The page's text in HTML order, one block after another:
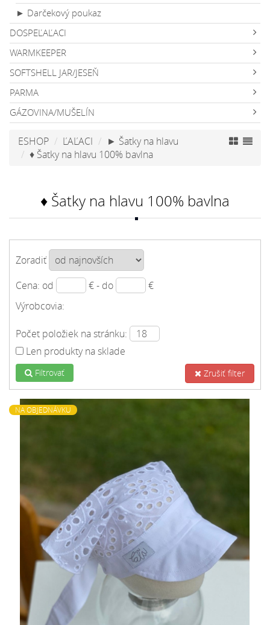
► Darčekový poukaz
DOSPEĽAĽACI
WARMKEEPER
SOFTSHELL JAR/JESEŇ
PARMA
GÁZOVINA/MUŠELÍN
ESHOP ĽAĽACI
► Šatky na hlavu
♦ Šatky na hlavu 100% bavlna
♦ Šatky na hlavu 100% bavlna
Zoradiť
Cena: od
€ - do
€
Výrobcovia:
Počet položiek na stránku:
Len produkty na sklade
Filtrovať Zrušiť filter
NA OBJEDNÁVKU